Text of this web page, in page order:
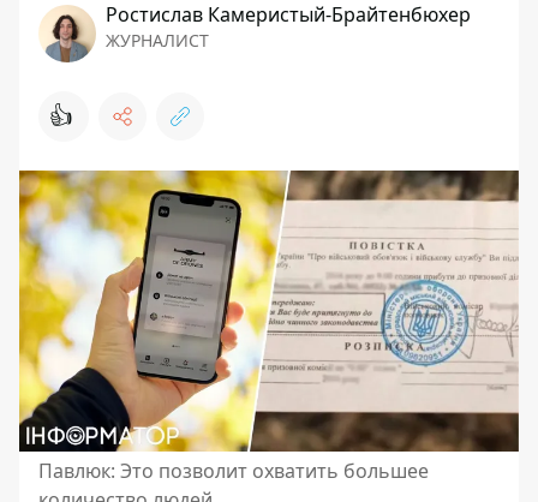
Ростислав Камеристый-Брайтенбюхер
ЖУРНАЛИСТ
👍
Павлюк: Это позволит охватить большее